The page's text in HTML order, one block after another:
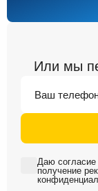
Или мы
Ваш
Даю
получение